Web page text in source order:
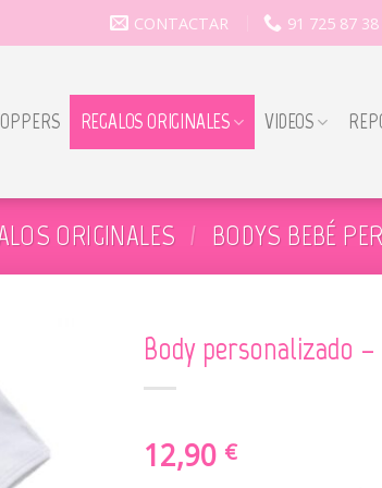
CONTACTAR 91 725 87 38
REGALOS ORIGINALES VIDEOS
ORIGINALES / BODYS BEBÉ
Body personalizado
12,90 €